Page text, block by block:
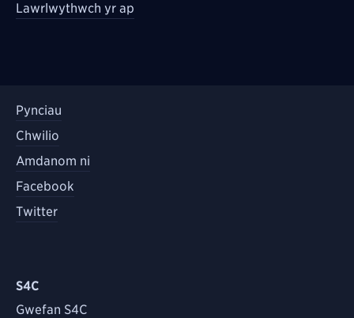
Lawrlwythwch yr ap
Pynciau
Chwilio
Amdanom ni
Facebook
Twitter
S4C
Gwefan S4C